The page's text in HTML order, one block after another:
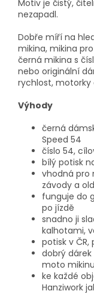
Motiv je čistý,
nezapadl.
Dobře míří na
mikina, mikina
černá mikina s
nebo originální
rychlost, motorky
Výhody
černá
Speed 54
číslo 54,
bílý potisk
vhodná pro
závody a
funguje do
po jízdě
snadno ji
kalhotami,
potisk v
dobrý
moto
ke každé
Hanziwork